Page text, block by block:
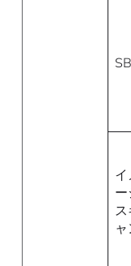
イ
ー
ス
ャ